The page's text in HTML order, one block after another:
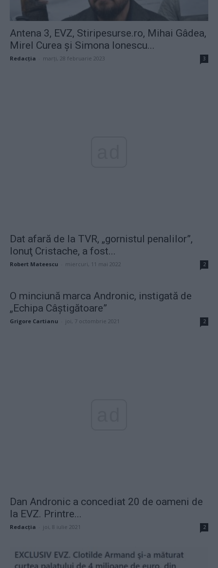
Antena 3, EVZ, Stiripesurse.ro, Mihai Gâdea,
Mirel Curea și Simona Ionescu...
Redacţia marți, 28 februarie 2023 3
Dat afară de la TVR, „gornistul penalilor”,
Ionuţ Cristache, a fost...
Robert Mateescu miercuri, 11 mai 2022 2
O minciună marca Andronic, instigată de
„Echipa Câștigătoare”
Grigore Cartianu joi, 7 octombrie 2021 2
Dan Andronic a concediat 20 de oameni de
la EVZ. Printre...
Redacţia joi, 8 iulie 2021 2